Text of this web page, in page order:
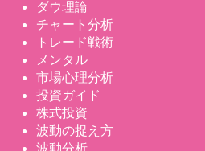
ダウ理論
チャート分析
トレード戦術
メンタル
市場心理分析
投資ガイド
株式投資
波動の捉え方